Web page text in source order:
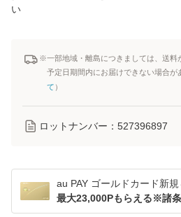
い
※一部地域・離島につきましては、送料
予定日期間内にお届けできない場合が
て ）
ロットナンバー： 527396897
au PAY ゴールドカード新
最大23,000Pもらえる※諸